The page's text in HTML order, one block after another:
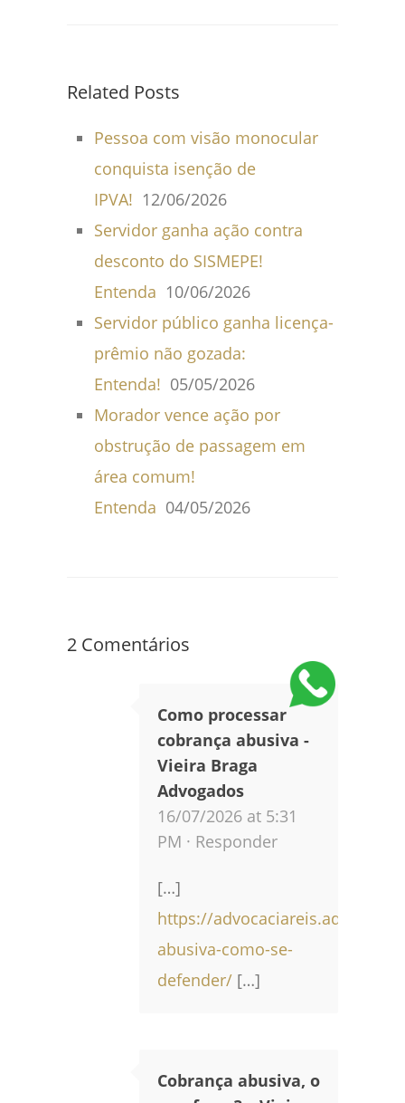
Related Posts
Pessoa com visão monocular
conquista isenção de
IPVA! 12/06/2026
Servidor ganha ação contra
desconto do SISMEPE!
Entenda 10/06/2026
Servidor público ganha licença-
prêmio não gozada:
Entenda! 05/05/2026
Morador vence ação por
obstrução de passagem em
área comum!
Entenda 04/05/2026
2 Comentários
Como processar
cobrança abusiva -
Vieira Braga
Advogados
16/07/2026 at 5:31
PM · Responder
[…]
https://advocaciareis.adv.br/
abusiva-como-se-
defender/ […]
Cobrança abusiva, o